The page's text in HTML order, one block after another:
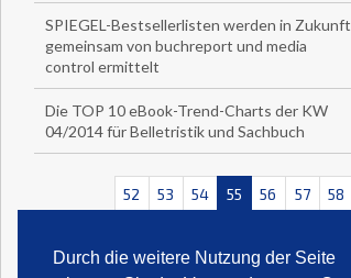
Durch die weitere Nutzung der Seite
SPIEGEL-Bestsellerlisten werden in Zukunft
gemeinsam von buchreport und media
control ermittelt
Die TOP 10 eBook-Trend-Charts der KW
04/2014 für Belletristik und Sachbuch
52 53 54 55 56 57 58